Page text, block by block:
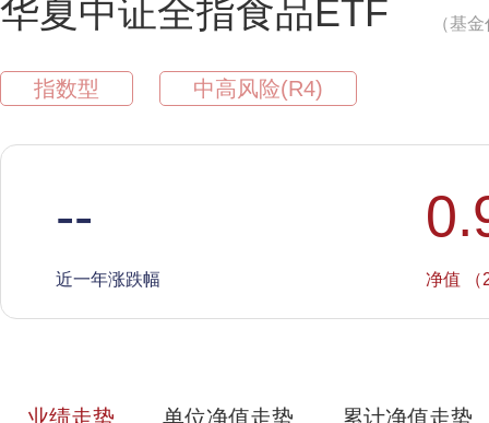
华夏中证全指食品ETF （基
指数型 中高风险(R4)
--
近一年涨跌幅 净值 （
业绩走势 单位净值走势 累计净值走势